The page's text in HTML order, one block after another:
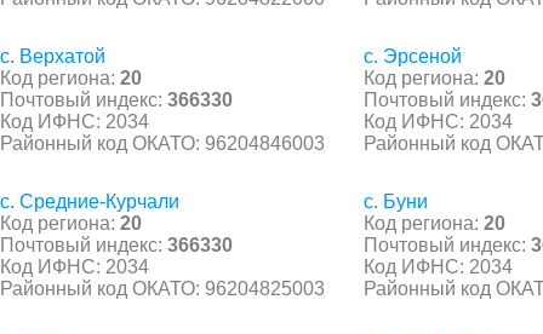
с. Верхатой
Код региона: 20
Почтовый индекс: 366330
Код ИФНС: 2034
Районный код ОКАТО: 96204846003
с. Эрсеной
Код региона: 20
Почтовый индекс:
Код ИФНС: 2034
Районный код
с. Средние-Курчали
Код региона: 20
Почтовый индекс: 366330
Код ИФНС: 2034
Районный код ОКАТО: 96204825003
с. Буни
Код региона: 20
Почтовый индекс:
Код ИФНС: 2034
Районный код